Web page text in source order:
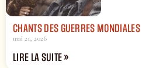
CHANTS DES GUERRES MONDIALES
mai 21, 2026
LIRE LA SUITE »